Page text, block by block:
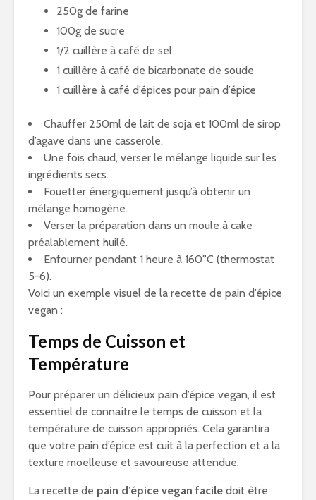
250g de farine
100g de sucre
1/2 cuillère à café de sel
1 cuillère à café de bicarbonate de soude
1 cuillère à café d’épices pour pain d’épice
Chauffer 250ml de lait de soja et 100ml de sirop
d’agave dans une casserole.
Une fois chaud, verser le mélange liquide sur les
ingrédients secs.
Fouetter énergiquement jusqu’à obtenir un
mélange homogène.
Verser la préparation dans un moule à cake
préalablement huilé.
Enfourner pendant 1 heure à 160°C (thermostat
5-6).
Voici un exemple visuel de la recette de pain d’épice
vegan :
Temps de Cuisson et
Température
Pour préparer un délicieux pain d’épice vegan, il est
essentiel de connaître le temps de cuisson et la
température de cuisson appropriés. Cela garantira
que votre pain d’épice est cuit à la perfection et a la
texture moelleuse et savoureuse attendue.
La recette de pain d’épice vegan facile doit être